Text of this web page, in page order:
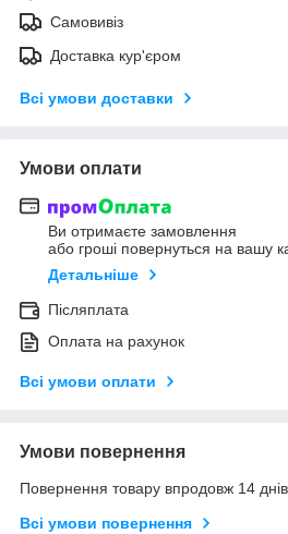
Самовивіз
Доставка кур'єром
Всі умови доставки
Умови оплати
Ви отримаєте замовлення
або гроші повернуться на вашу
Детальніше
Післяплата
Оплата на рахунок
Всі умови оплати
Умови повернення
Повернення товару впродовж 14
Всі умови повернення